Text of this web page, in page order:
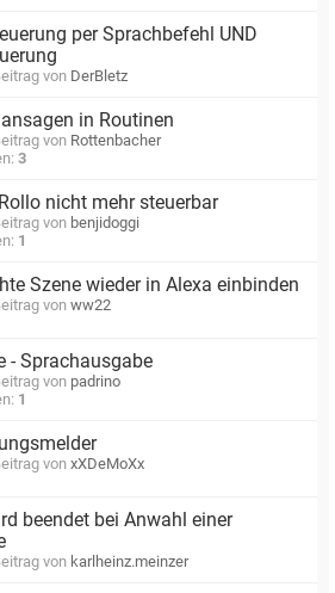
per Sprachbefehl UND
von DerBletz
in Routinen
von Rottenbacher
3
nicht mehr steuerbar
von benjidoggi
1
Szene wieder in Alexa einbinden
von ww22
- Sprachausgabe
von padrino
1
von xXDeMoXx
beendet bei Anwahl einer
von karlheinz.meinzer